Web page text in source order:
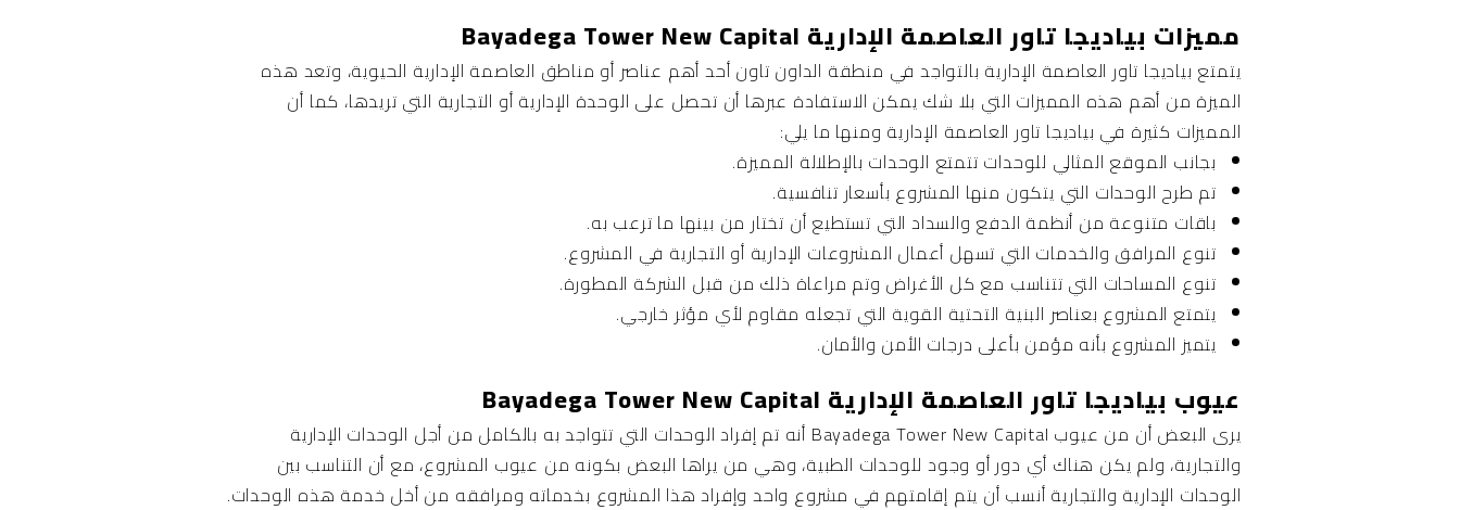
مميزات بياديجا تاور العاصمة الإدارية Bayadega Tower New Capital
يتمتع بياديجا تاور العاصمة الإدارية بالتواجد في منطقة الداون تاون أحد أهم عناصر أو مناطق العاصمة الإدارية الحيوية، وتعد هذه
الميزة من أهم هذه المميزات التي بلا شك يمكن الاستفادة عبرها أن تحصل على الوحدة الإدارية أو التجارية التي تريدها، كما أن
المميزات كثيرة في بياديجا تاور العاصمة الإدارية ومنها ما يلي:
بجانب الموقع المثالي للوحدات تتمتع الوحدات بالإطلالة المميزة.
تم طرح الوحدات التي يتكون منها المشروع بأسعار تنافسية.
باقات متنوعة من أنظمة الدفع والسداد التي تستطيع أن تختار من بينها ما ترعب به.
تنوع المرافق والخدمات التي تسهل أعمال المشروعات الإدارية أو التجارية في المشروع.
تنوع المساحات التي تتناسب مع كل الأغراض وتم مراعاة ذلك من قبل الشركة المطورة.
يتمتع المشروع بعناصر البنية التحتية القوية التي تجعله مقاوم لأي مؤثر خارجي.
يتميز المشروع بأنه مؤمن بأعلى درجات الأمن والأمان.
عيوب بياديجا تاور العاصمة الإدارية Bayadega Tower New Capital
يرى البعض أن من عيوب Bayadega Tower New Capital أنه تم إفراد الوحدات التي تتواجد به بالكامل من أجل الوحدات الإدارية
والتجارية، ولم يكن هناك أي دور أو وجود للوحدات الطبية، وهي من يراها البعض بكونه من عيوب المشروع، مع أن التناسب بين
الوحدات الإدارية والتجارية أنسب أن يتم إقامتهم في مشروع واحد وإفراد هذا المشروع بخدماته ومرافقه من أخل خدمة هذه الوحدات.